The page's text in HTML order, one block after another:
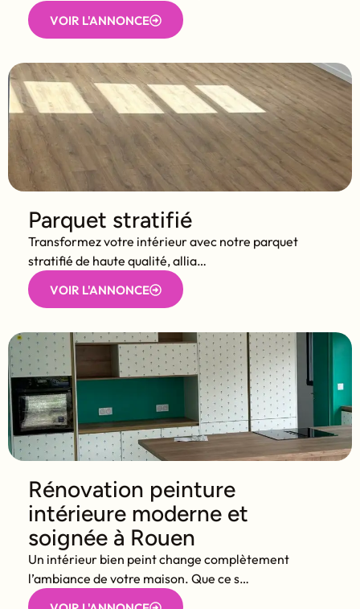
VOIR L'ANNONCE
Parquet stratifié
Transformez votre intérieur avec notre parquet
stratifié de haute qualité, allia…
VOIR L'ANNONCE
Rénovation peinture
intérieure moderne et
soignée à Rouen
Un intérieur bien peint change complètement
l’ambiance de votre maison. Que ce s…